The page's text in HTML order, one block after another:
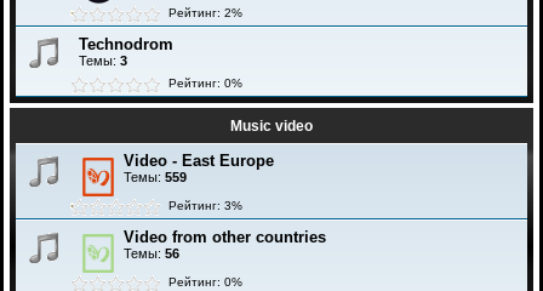
Рейтинг: 2%
Technodrom
Темы: 3
Рейтинг: 0%
Music video
Video - East Europe
Темы: 559
Рейтинг: 3%
Video from other countries
Темы: 56
Рейтинг: 0%